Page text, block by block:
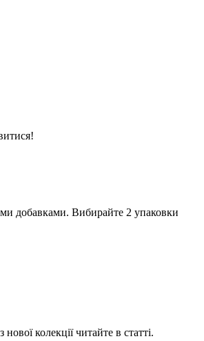
добавками. Вибирайте 2 упаковки
колекції читайте в статті.